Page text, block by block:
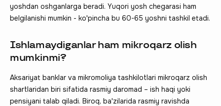
yoshdan oshganlarga beradi. Yuqori yosh chegarasi ham
belgilanishi mumkin - ko'pincha bu 60-65 yoshni tashkil etadi.
Ishlamaydiganlar ham mikroqarz olish
mumkinmi?
Aksariyat banklar va mikromoliya tashkilotlari mikroqarz olish
shartlaridan biri sifatida rasmiy daromad – ish haqi yoki
pensiyani talab qiladi. Biroq, ba'zilarida rasmiy ravishda